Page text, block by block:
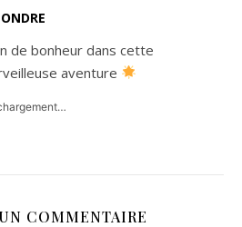
de bonheur dans cette
aventure
COMMENTAIRE